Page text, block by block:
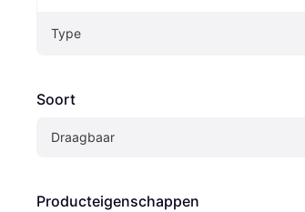
Type
Soort
Draagbaar
Producteigenschappen